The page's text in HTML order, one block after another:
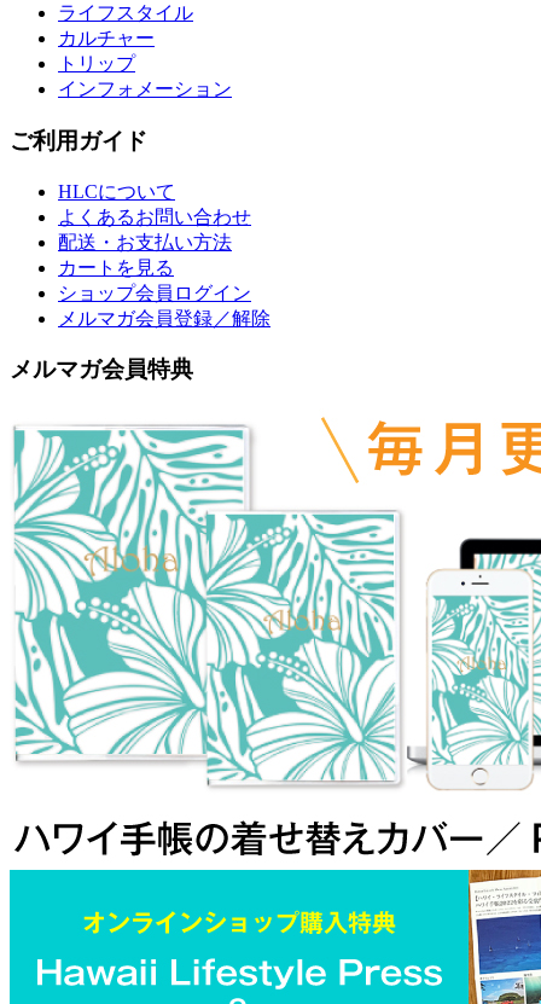
ライフスタイル
カルチャー
トリップ
インフォメーション
ご利用ガイド
HLCについて
よくあるお問い合わせ
配送・お支払い方法
カートを見る
ショップ会員ログイン
メルマガ会員登録／解除
メルマガ会員特典